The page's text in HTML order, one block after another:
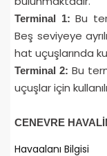
Terminal 1: Bu
Beş seviyeye
hat uçuşlarında
Terminal 2: Bu
uçuşlar için
CENEVRE
Havaalanı Bilgisi